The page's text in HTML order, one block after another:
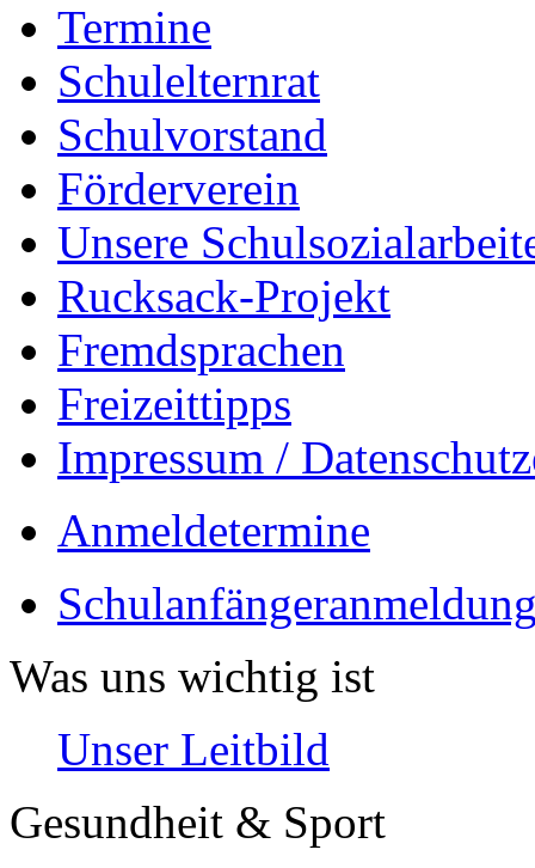
Termine
Schulelternrat
Schulvorstand
Förderverein
Unsere
Rucksack-Projekt
Fremdsprachen
Freizeittipps
Impressum /
Anmeldetermine
Was uns wichtig ist
Unser Leitbild
Gesundheit & Sport